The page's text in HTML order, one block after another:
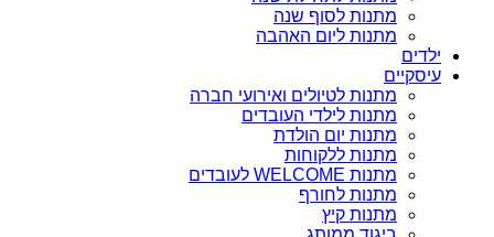
מתנות לסוף שנה
מתנות ליום האהבה
ילדים
עיסקיים
מתנות לטיולים ואירועי חברה
מתנות לילדי העובדים
מתנות יום הולדת
מתנות ללקוחות
מתנות WELCOME לעובדים
מתנות לחורף
מתנות קיץ